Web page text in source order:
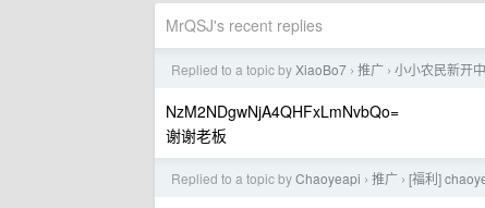
MrQSJ's recent replies
Replied to a topic byXiaoBo7 › 推广 › 小小农民新开
NzM2NDgwNjA4QHFxLmNvbQo=
谢谢老板
Replied to a topic byChaoyeapi › 推广 › [福利]